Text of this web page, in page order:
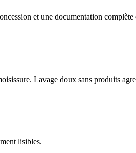
et une documentation complète
Lavage doux sans produits
lisibles.